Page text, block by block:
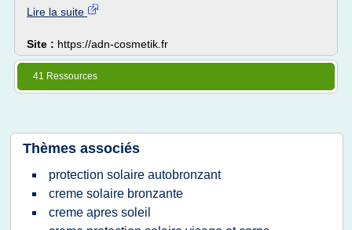
Lire la suite
Site : https://adn-cosmetik.fr
41 Ressources
Thèmes associés
protection solaire autobronzant
creme solaire bronzante
creme apres soleil